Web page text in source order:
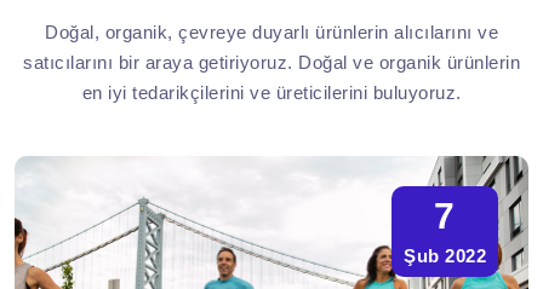
Doğal, organik, çevreye duyarlı ürünlerin alıcılarını ve
satıcılarını bir araya getiriyoruz. Doğal ve organik ürünlerin
en iyi tedarikçilerini ve üreticilerini buluyoruz.
7
Şub 2022